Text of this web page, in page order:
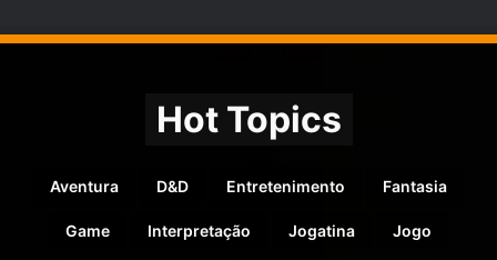
Hot Topics
Aventura D&D Entretenimento Fantasia
Game Interpretação Jogatina Jogo